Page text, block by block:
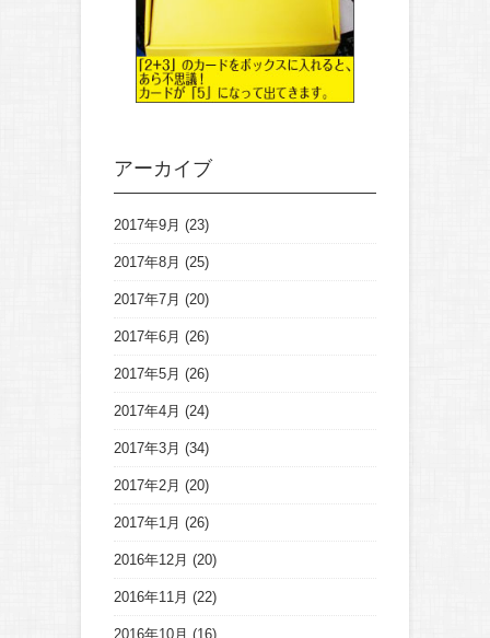
アーカイブ
2017年9月 (23)
2017年8月 (25)
2017年7月 (20)
2017年6月 (26)
2017年5月 (26)
2017年4月 (24)
2017年3月 (34)
2017年2月 (20)
2017年1月 (26)
2016年12月 (20)
2016年11月 (22)
2016年10月 (16)